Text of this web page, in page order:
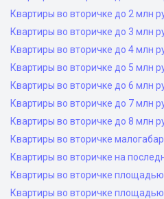
Квартиры во вторичке до 2 млн
Квартиры во вторичке до 3 млн
Квартиры во вторичке до 4 млн
Квартиры во вторичке до 5 млн
Квартиры во вторичке до 6 млн
Квартиры во вторичке до 7 млн
Квартиры во вторичке до 8 млн
Квартиры во вторичке
Квартиры во вторичке на
Квартиры во вторичке
Квартиры во вторичке